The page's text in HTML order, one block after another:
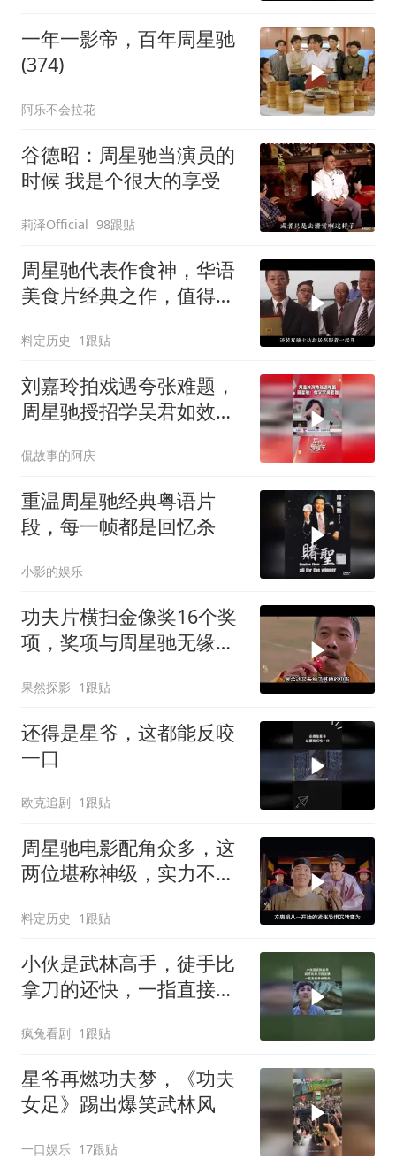
一年一影帝，百年周星驰
(374)
阿乐不会拉花
谷德昭：周星驰当演员的
时候 我是个很大的享受
莉泽Official 98跟贴
周星驰代表作食神，华语
美食片经典之作，值得深
料定历史 1跟贴
刘嘉玲拍戏遇夸张难题，
周星驰授招学吴君如效果
侃故事的阿庆
重温周星驰经典粤语片
段，每一帧都是回忆杀
小影的娱乐
功夫片横扫金像奖16个奖
项，奖项与周星驰无缘，
果然探影 1跟贴
还得是星爷，这都能反咬
一口
欧克追剧 1跟贴
周星驰电影配角众多，这
两位堪称神级，实力不容
料定历史 1跟贴
小伙是武林高手，徒手比
拿刀的还快，一指直接将
疯兔看剧 1跟贴
星爷再燃功夫梦，《功夫
女足》踢出爆笑武林风
一口娱乐 17跟贴